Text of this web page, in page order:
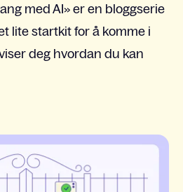
med AI» er en bloggserie
lite startkit for å komme i
deg hvordan du kan